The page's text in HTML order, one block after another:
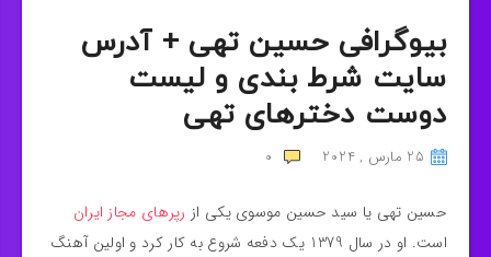
بیوگرافی حسین تهی + آدرس
سایت شرط بندی و لیست
دوست دخترهای تهی
25 مارس , 2024 0
حسین تهی یا سید حسین موسوی یکی از رپرهای مجاز ایران
است. او در سال 1379 یک دفعه شروع به کار کرد و اولین آهنگ